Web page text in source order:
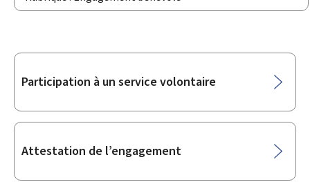
Sous-
Participation à un service volontaire
Attestation de l’engagement